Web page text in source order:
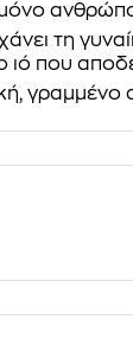
τη
ιό που
, γραμμένο